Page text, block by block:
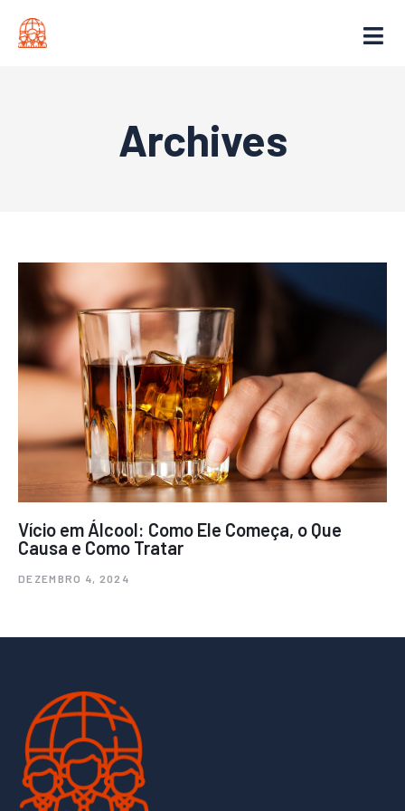
Archives
Vício em Álcool: Como Ele Começa, o Que
Causa e Como Tratar
DEZEMBRO 4, 2024